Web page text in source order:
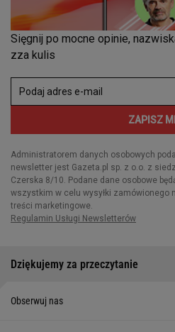
Dziękujemy za przeczytanie
Obserwuj nas